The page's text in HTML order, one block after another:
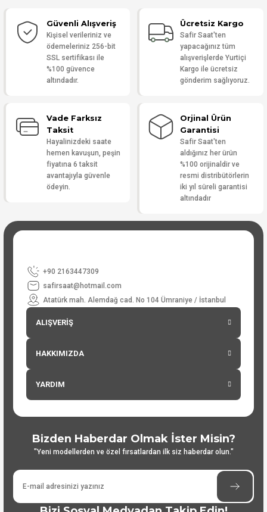
Yorum Yaz
Güvenli Alışveriş
Kişisel verileriniz ve
ödemeleriniz 256-bit
SSL sertifikası ile
%100 güvence
altındadır.
Ücretsiz Kargo
Safir Saat'ten
yapacağınız tüm
alışverişlerde Yurtiçi
Kargo ile ücretsiz
gönderim sağlıyoruz.
Vade Farksız
Taksit
Hayalinizdeki saate
hemen kavuşun, peşin
fiyatına 6 taksit
avantajıyla güvenle
ödeyin.
Orjinal Ürün
Garantisi
Safir Saat'ten
aldığınız her ürün
%100 orijinaldir ve
resmi distribütörlerin
iki yıl süreli garantisi
altındadır
+90 2163447309
safirsaat@hotmail.com
Atatürk mah. Alemdağ cad. No 104 Ümraniye / İstanbul
ALIŞVERİŞ
HAKKIMIZDA
YARDIM
Bizden Haberdar Olmak İster Misin?
"Yeni modellerden ve özel fırsatlardan ilk siz haberdar olun."